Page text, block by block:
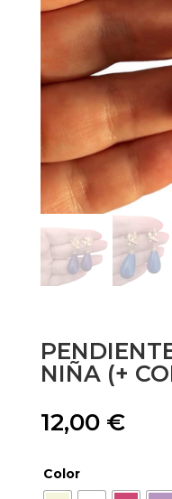
NIÑA (+
12,00 €
Color